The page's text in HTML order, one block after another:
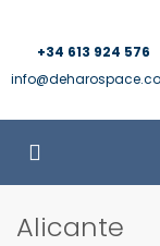
+34 613 924 576
Alicante